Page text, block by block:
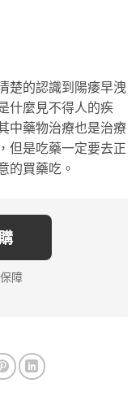
楚的認識到陽痿早洩
什麼見不得人的疾
中藥物治療也是治療
但是吃藥一定要去正
的買藥吃。
障